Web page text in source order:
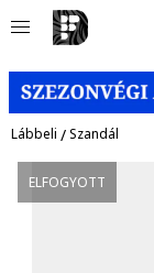
Lábbeli /Szandál
ELFOGYOTT